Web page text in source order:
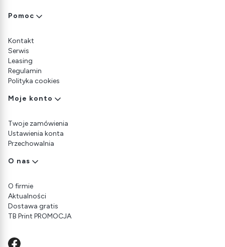
Linki w stopce
Pomoc
Kontakt
Serwis
Leasing
Regulamin
Polityka cookies
Moje konto
Twoje zamówienia
Ustawienia konta
Przechowalnia
O nas
O firmie
Aktualności
Dostawa gratis
TB Print PROMOCJA